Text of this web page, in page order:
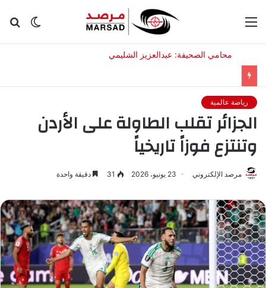
الوضع
رياضة عالمية
الجزائر تقلب الطاولة على الأردن
وتنتزع فوزاً تاريخياً
مرصد الإلكتروني 23 يونيو، 2026 31 دقيقة واحدة